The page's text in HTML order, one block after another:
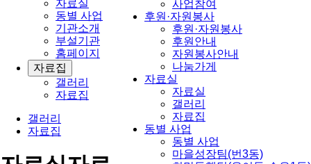
사업참여
후원·자원봉사
후원·자원봉사
후원안내
자원봉사안내
나눔가게
자료실
자료실
갤러리
자료집
동별 사업
동별 사업
마을성장팀(번3동)
자료실
동별 사업
기관소개
부설기관
홈페이지
자료집
갤러리
자료집
갤러리
자료집